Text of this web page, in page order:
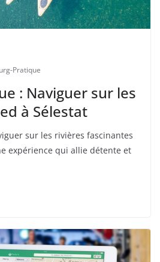
Pratique
: Naviguer sur les
à Sélestat
sur les rivières fascinantes
expérience qui allie détente et